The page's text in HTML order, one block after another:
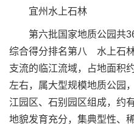
宜州水上石林
第六批国家地质公园共36
综合得分排名第八 水上石
支流的临江流域，占地面积
左右，属大型规模地质公园
江园区、石别园区组成，约
地貌发育充分，集典型性、